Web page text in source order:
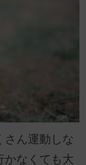
さん運動しな
かなくても大